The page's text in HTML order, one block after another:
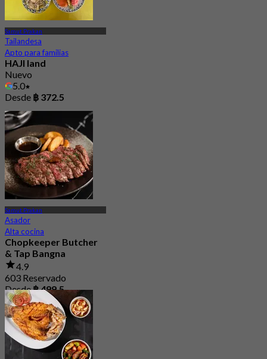
Samut Prakan
Tailandesa
Apto para familias
HAJI land
Nuevo
5.0
Desde ฿ 372.5
Samut Prakan
Asador
Alta cocina
Chopkeeper Butcher
& Tap Bangna
4.9
603 Reservado
Desde฿ 499.5